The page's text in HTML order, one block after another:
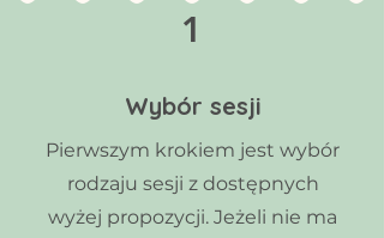
1
Wybór sesji
Pierwszym krokiem jest wybór
rodzaju sesji z dostępnych
wyżej propozycji. Jeżeli nie ma